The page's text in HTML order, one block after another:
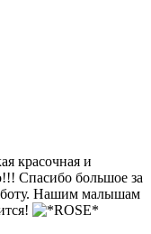
красочная и
Спасибо большое за
Нашим малышам